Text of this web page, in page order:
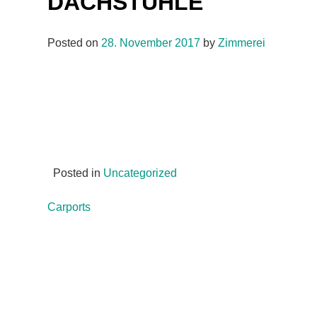
Posted on 28. November 2017 byZimmerei
Posted in Uncategorized
Beitragsnavigation
Carports